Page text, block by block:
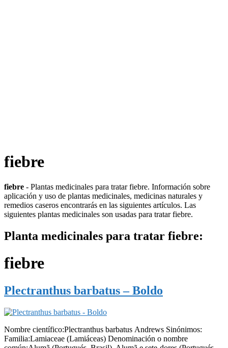
fiebre
fiebre - Plantas medicinales para tratar fiebre. Información sobre
aplicación y uso de plantas medicinales, medicinas naturales y
remedios caseros encontrarás en las siguientes artículos. Las
siguientes plantas medicinales son usadas para tratar fiebre.
Planta medicinales para tratar fiebre:
fiebre
Plectranthus barbatus – Boldo
Nombre científico:Plectranthus barbatus Andrews Sinónimos:
Familia:Lamiaceae (Lamiáceas) Denominación o nombre